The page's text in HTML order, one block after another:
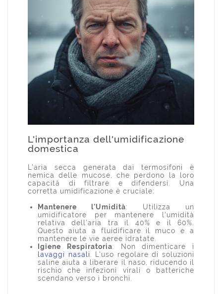
L'importanza dell'umidificazione
domestica
L'aria secca generata dai termosifoni è
nemica delle mucose, che perdono la loro
capacità di filtrare e difendersi. Una
corretta umidificazione è cruciale:
Mantenere l'Umidità: Utilizza un
umidificatore per mantenere l'umidità
relativa dell'aria tra il 40% e il 60%.
Questo aiuta a fluidificare il muco e a
mantenere le vie aeree idratate.
Igiene Respiratoria: Non dimenticare i
lavaggi nasali. L'uso regolare di soluzioni
saline aiuta a liberare il naso, riducendo il
rischio che infezioni virali o batteriche
scendano verso i bronchi.